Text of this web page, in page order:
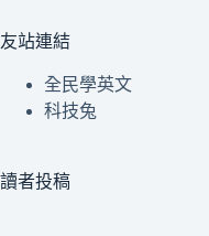
友站連結
全民學英文
科技兔
讀者投稿